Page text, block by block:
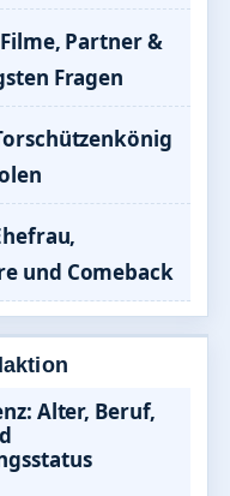
Partner &
Fragen
und Comeback
Alter, Beruf,